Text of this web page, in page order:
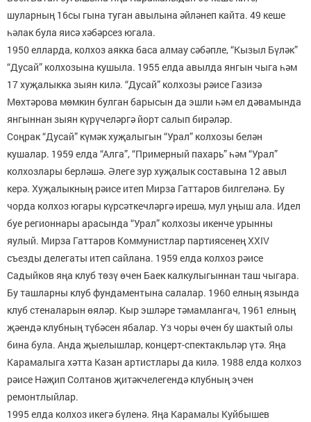
шуларның 16сы гына туган авылына әйләнеп кайта. 49 кеше
һәлак була яисә хәбәрсез югала.
1950 елларда, колхоз аякка баса алмау сәбәпле, “Кызыл Бүләк”
“Дусай” колхозына кушыла. 1955 елда авылда янгын чыга һәм
17 хуҗалыкка зыян килә. “Дусай” колхозы рәисе Газизә
Мөхтәрова мөмкин булган барысын да эшли һәм ел дәвамында
янгыннан зыян күрүчеләргә йорт салып бирәләр.
Соңрак “Дусай” күмәк хуҗалыгын “Урал” колхозы белән
кушалар. 1959 елда “Алга”, “Примерный пахарь” һәм “Урал”
колхозлары берләшә. Әлеге зур хуҗалык составына 12 авыл
керә. Хуҗалыкның рәисе итеп Мирза Гаттаров билгеләнә. Бу
чорда колхоз югары күрсәткечләргә ирешә, мул уңыш ала. Идел
буе регионнары арасында “Урал” колхозы икенче урынны
яулый. Мирза Гаттаров Коммунистлар партиясенең ХХIV
съезды делегаты итеп сайлана. 1959 елда колхоз рәисе
Садыйков яңа клуб төзү өчен Баек калкулыгыннан таш чыгара.
Бу ташларны клуб фундаментына салалар. 1960 елның язында
клуб стеналарын өяләр. Кыр эшләре тәмамлангач, 1961 елның
җәендә клубның түбәсен ябалар. Үз чоры өчен бу шактый олы
бина була. Анда җыелышлар, концерт-спектакльләр үтә. Яңа
Карамалыга хәтта Казан артистлары да килә. 1988 елда колхоз
рәисе Нәҗип Солтанов җитәкчелегендә клубның эчен
ремонтлыйлар.
1995 елда колхоз икегә бүленә. Яңа Карамалы Куйбышев